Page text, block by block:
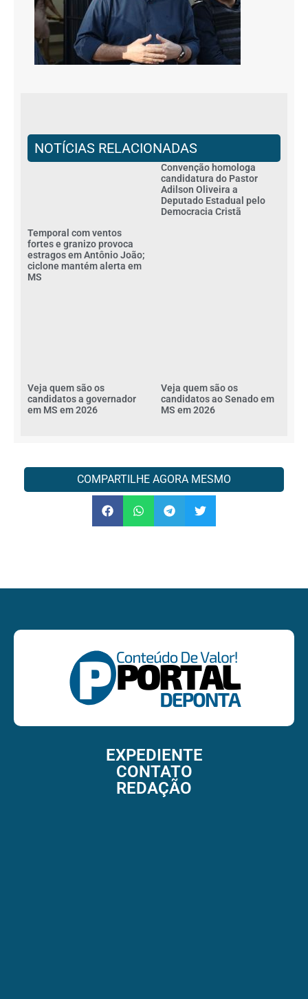
NOTÍCIAS RELACIONADAS
Temporal com ventos
fortes e granizo provoca
estragos em Antônio João;
ciclone mantém alerta em
MS
Convenção homologa
candidatura do Pastor
Adilson Oliveira a
Deputado Estadual pelo
Democracia Cristã
Veja quem são os
candidatos a governador
em MS em 2026
Veja quem são os
candidatos ao Senado em
MS em 2026
COMPARTILHE AGORA MESMO
EXPEDIENTE
CONTATO
REDAÇÃO